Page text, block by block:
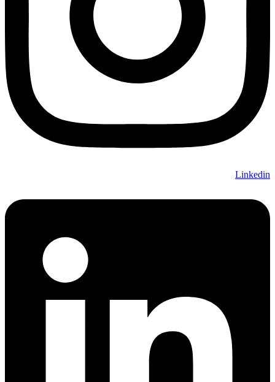
Linkedin